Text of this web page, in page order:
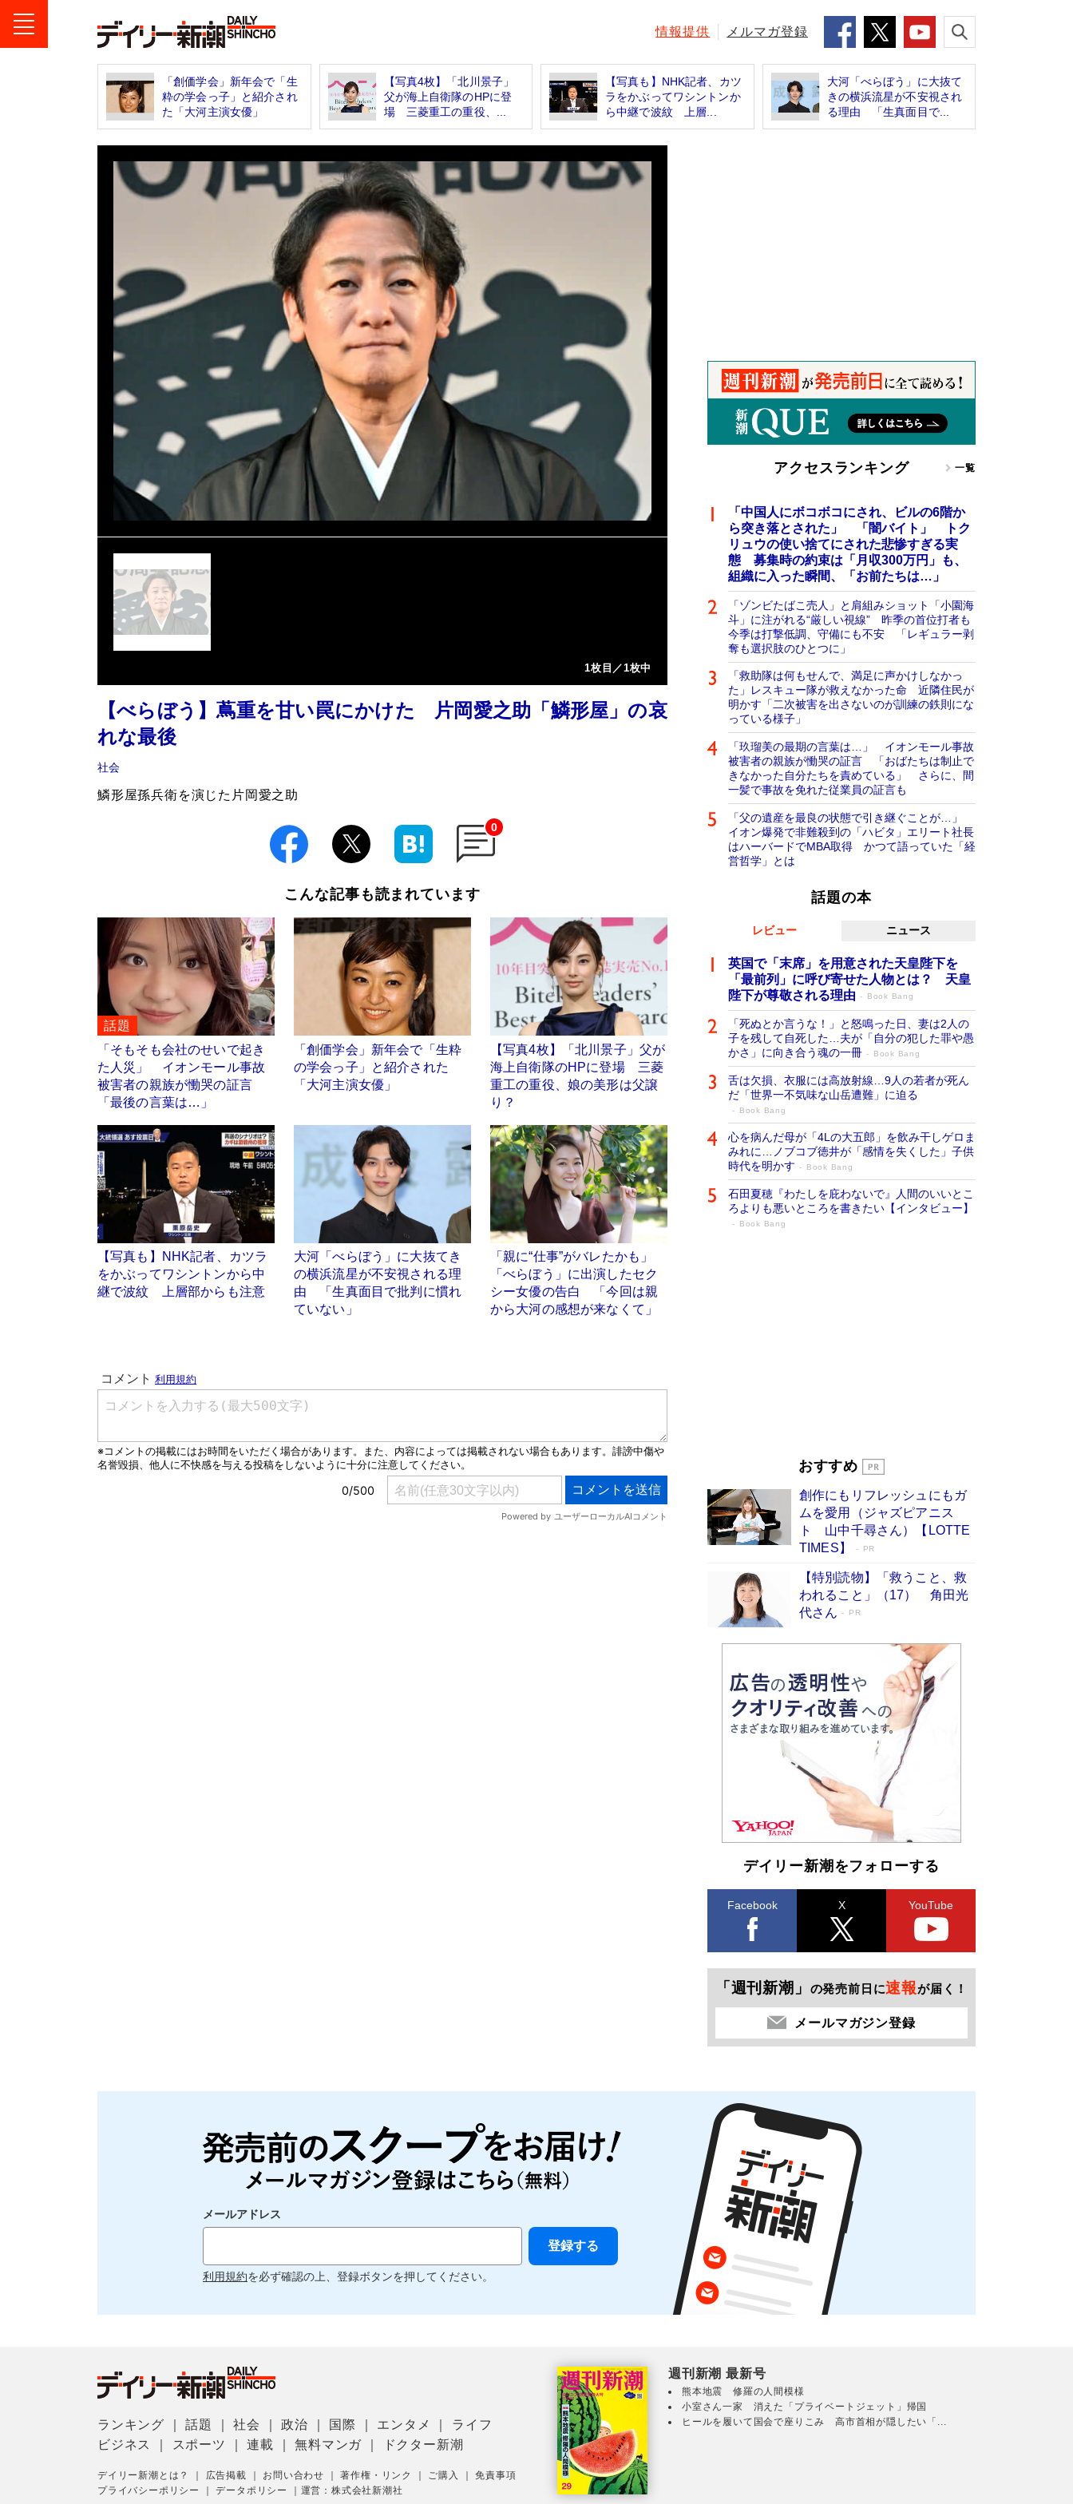
情報提供 メルマガ登録
「創価学会」新年会で「生
粋の学会っ子」と紹介され
た「大河主演女優」
【写真4枚】「北川景子」
父が海上自衛隊のHPに登
場 三菱重工の重役、...
【写真も】NHK記者、カツ
ラをかぶってワシントンか
ら中継で波紋 上層...
大河「べらぼう」に大抜て
きの横浜流星が不安視され
る理由 「生真面目で...
1枚目／1枚中
【べらぼう】蔦重を甘い罠にかけた 片岡愛之助「鱗形屋」の哀
れな最後
社会
鱗形屋孫兵衛を演じた片岡愛之助
0
こんな記事も読まれています
話題
「そもそも会社のせいで起き
た人災」 イオンモール事故
被害者の親族が慟哭の証言
「最後の言葉は…」
「創価学会」新年会で「生粋
の学会っ子」と紹介された
「大河主演女優」
【写真4枚】「北川景子」父が
海上自衛隊のHPに登場 三菱
重工の重役、娘の美形は父譲
り？
【写真も】NHK記者、カツラ
をかぶってワシントンから中
継で波紋 上層部からも注意
大河「べらぼう」に大抜てき
の横浜流星が不安視される理
由 「生真面目で批判に慣れ
ていない」
「親に“仕事”がバレたかも」
「べらぼう」に出演したセク
シー女優の告白 「今回は親
から大河の感想が来なくて」
アクセスランキング 一覧
「中国人にボコボコにされ、ビルの6階か
ら突き落とされた」 「闇バイト」 トク
リュウの使い捨てにされた悲惨すぎる実
態 募集時の約束は「月収300万円」も、
組織に入った瞬間、「お前たちは…」
「ゾンビたばこ売人」と肩組みショット「小園海
斗」に注がれる“厳しい視線” 昨季の首位打者も
今季は打撃低調、守備にも不安 「レギュラー剥
奪も選択肢のひとつに」
「救助隊は何もせんで、満足に声かけしなかっ
た」レスキュー隊が救えなかった命 近隣住民が
明かす「二次被害を出さないのが訓練の鉄則にな
っている様子」
「玖瑠美の最期の言葉は…」 イオンモール事故
被害者の親族が慟哭の証言 「おばたちは制止で
きなかった自分たちを責めている」 さらに、間
一髪で事故を免れた従業員の証言も
「父の遺産を最良の状態で引き継ぐことが…」
イオン爆発で非難殺到の「ハビタ」エリート社長
はハーバードでMBA取得 かつて語っていた「経
営哲学」とは
話題の本
レビュー ニュース
英国で「末席」を用意された天皇陛下を
「最前列」に呼び寄せた人物とは？ 天皇
陛下が尊敬される理由
Book Bang
「死ぬとか言うな！」と怒鳴った日、妻は2人の
子を残して自死した…夫が「自分の犯した罪や愚
かさ」に向き合う魂の一冊
Book Bang
舌は欠損、衣服には高放射線…9人の若者が死ん
だ「世界一不気味な山岳遭難」に迫る
Book Bang
心を病んだ母が「4Lの大五郎」を飲み干しゲロま
みれに…ノブコブ徳井が「感情を失くした」子供
時代を明かす
Book Bang
石田夏穂『わたしを庇わないで』人間のいいとこ
ろよりも悪いところを書きたい【インタビュー】
Book Bang
「『火垂るの墓』は、大嘘である」原作者が抱き
続けた“自責の念”とは…「自己憐憫は描きたくな
い」監督が徹底的にこだわったこと（後編） #
戦争の記憶
Book Bang
おすすめ
創作にもリフレッシュにもガ
ムを愛用（ジャズピアニス
ト 山中千尋さん）【LOTTE
TIMES】
PR
【特別読物】「救うこと、救
われること」（17） 角田光
代さん
PR
デイリー新潮をフォローする
Facebook X YouTube
「週刊新潮」 の発売前日に速報が届く！
メールマガジン登録
メールアドレス
利用規約を必ず確認の上、登録ボタンを押してください。
ランキング ｜話題 ｜社会 ｜政治 国際 エンタメ
ライフ
ビジネス
スポーツ ｜連載 ｜無料マンガ ドクター新潮
デイリー新潮とは？ 広告掲載 お問い合わせ ｜著作権・リンク ご購入 ｜免責事項
プライバシーポリシー
｜データポリシー 運営：株式会社新潮社
週刊新潮 最新号
熊本地震 修羅の人間模様
小室さん一家 消えた「プライベートジェット」帰国
ヒールを履いて国会で座りこみ 高市首相が隠したい「...